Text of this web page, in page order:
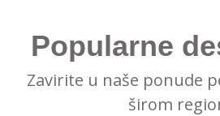
Popularne
Zavirite u naše ponude
širom